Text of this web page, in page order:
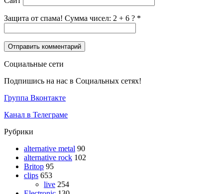
Защита от спама! Сумма чисел: 2 + 6 ? *
Социальные сети
Подпишись на нас в Социальных сетях!
Группа Вконтакте
Канал в Телеграме
Рубрики
alternative metal 90
alternative rock 102
Britop 95
clips 653
live 254